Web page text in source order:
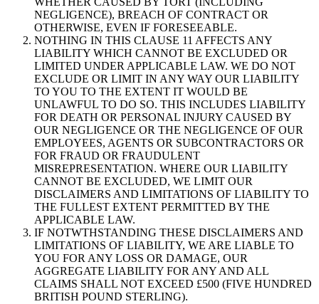
NEGLIGENCE), BREACH OF CONTRACT OR
OTHERWISE, EVEN IF FORESEEABLE.
NOTHING IN THIS CLAUSE 11 AFFECTS ANY
LIABILITY WHICH CANNOT BE EXCLUDED OR
LIMITED UNDER APPLICABLE LAW. WE DO NOT
EXCLUDE OR LIMIT IN ANY WAY OUR LIABILITY
TO YOU TO THE EXTENT IT WOULD BE
UNLAWFUL TO DO SO. THIS INCLUDES LIABILITY
FOR DEATH OR PERSONAL INJURY CAUSED BY
OUR NEGLIGENCE OR THE NEGLIGENCE OF OUR
EMPLOYEES, AGENTS OR SUBCONTRACTORS OR
FOR FRAUD OR FRAUDULENT
MISREPRESENTATION. WHERE OUR LIABILITY
CANNOT BE EXCLUDED, WE LIMIT OUR
DISCLAIMERS AND LIMITATIONS OF LIABILITY TO
THE FULLEST EXTENT PERMITTED BY THE
APPLICABLE LAW.
IF NOTWTHSTANDING THESE DISCLAIMERS AND
LIMITATIONS OF LIABILITY, WE ARE LIABLE TO
YOU FOR ANY LOSS OR DAMAGE, OUR
AGGREGATE LIABILITY FOR ANY AND ALL
CLAIMS SHALL NOT EXCEED £500 (FIVE HUNDRED
BRITISH POUND STERLING).